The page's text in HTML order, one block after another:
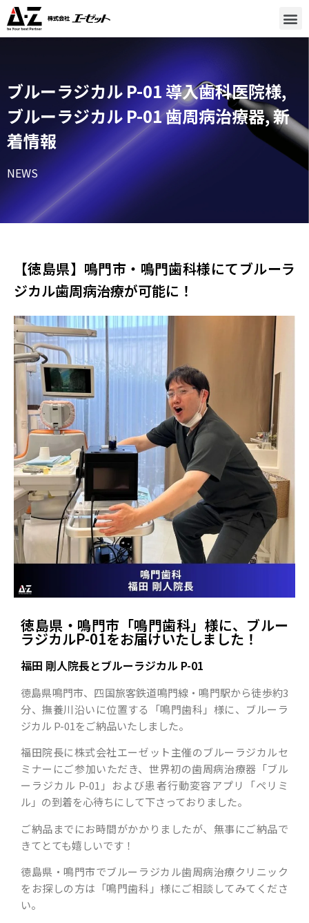
ブルーラジカル P-01 導入歯科医院様,
ブルーラジカル P-01 歯周病治療器,新
着情報
NEWS
【徳島県】鳴門市・鳴門歯科様​にてブルーラ
ジカル歯周病治療が可能に！
徳島県・鳴門市「鳴門歯科」様に、ブルー
ラジカルP-01をお届けいたしました！
福田 剛人院長とブルーラジカル P-01
徳島県鳴門市、四国旅客鉄道鳴門線・鳴門駅から徒歩約3
分、撫養川沿いに位置する
「鳴門歯科」様に、ブルーラ
ジカル P-01をご納品いたしました。
福田院長に株式会社エーゼット主催のブルーラジカルセ
ミナーにご参加いただき、世界初の歯周病治療器「ブル
ーラジカル P-01」および患者行動変容アプリ「ペリミ
ル」の到着を心待ちにして下さっておりました。
ご納品までにお時間がかかりましたが、無事にご納品で
きてとても嬉しいです！
徳島県・鳴門市でブルーラジカル歯周病治療クリニック
をお探しの方は「鳴門歯科」様にご相談してみてくださ
い。